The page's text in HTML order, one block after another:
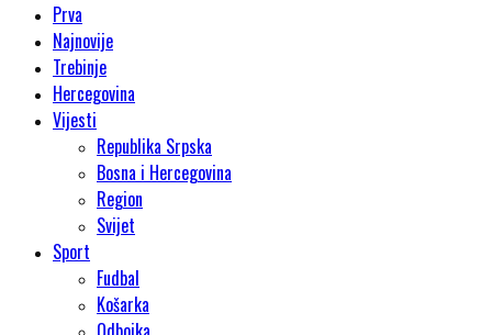
Prva
Najnovije
Trebinje
Hercegovina
Vijesti
Republika Srpska
Bosna i Hercegovina
Region
Svijet
Sport
Fudbal
Košarka